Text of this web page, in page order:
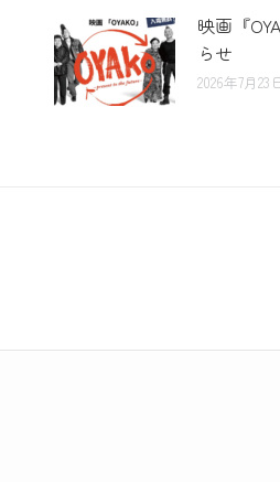
映画『
らせ
2026年7月23